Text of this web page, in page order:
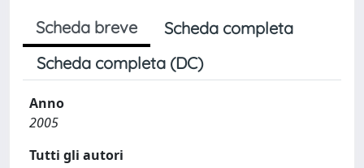
Scheda breve
Scheda completa
Scheda completa (DC)
Anno
2005
Tutti gli autori